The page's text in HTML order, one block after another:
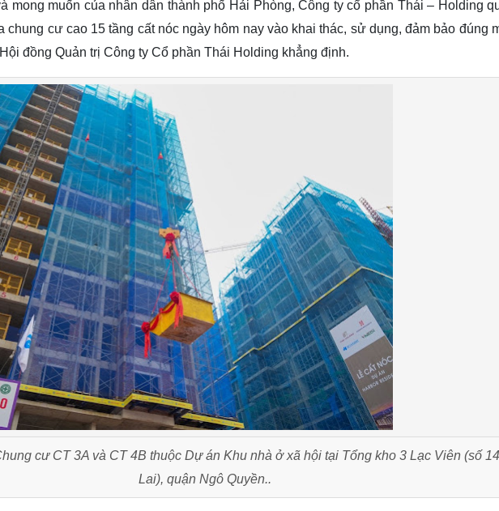
mong muốn của nhân dân thành phố Hải Phòng, Công ty cổ phần Thái – Holding
cư cao 15 tầng cất nóc ngày hôm nay vào khai thác, sử dụng, đảm bảo đúng
đồng Quản trị Công ty Cổ phần Thái Holding khẳng định.
cư CT 3A và CT 4B thuộc Dự án Khu nhà ở xã hội tại Tổng kho 3 Lạc Viên (số
Lai), quận Ngô Quyền..